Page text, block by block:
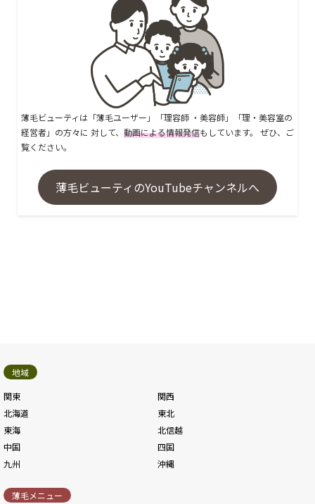
薄毛ビューティは「薄毛ユーザー」「理容師 ・美容師」「理・美容室の
経営者」の方々に 対して、 動画による情報発信もしています。 ぜひ、ご
覧ください。
薄毛ビューティのYouTubeチャンネルへ
地域
関東
関西
北海道
東北
東海
北信越
中国
四国
九州
沖縄
薄毛メニュー